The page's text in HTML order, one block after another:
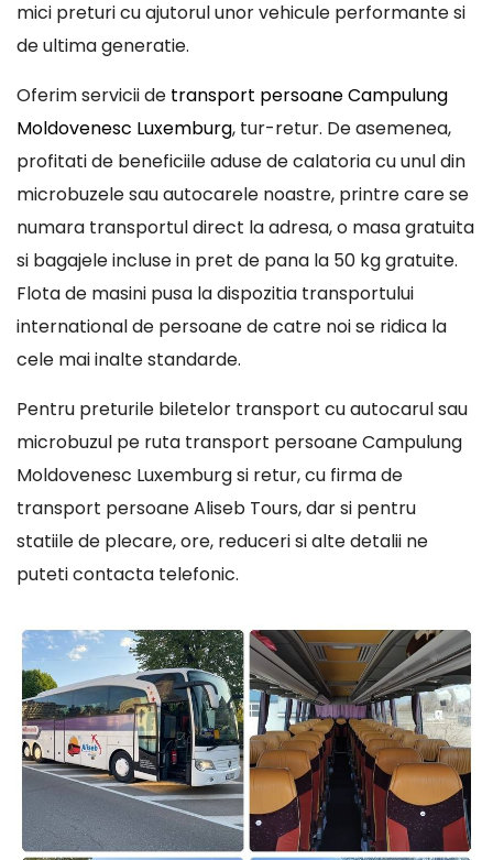
mici preturi cu ajutorul unor vehicule performante si
de ultima generatie.
Oferim servicii de transport persoane Campulung
Moldovenesc Luxemburg, tur-retur. De asemenea,
profitati de beneficiile aduse de calatoria cu unul din
microbuzele sau autocarele noastre, printre care se
numara transportul direct la adresa, o masa gratuita
si bagajele incluse in pret de pana la 50 kg gratuite.
Flota de masini pusa la dispozitia transportului
international de persoane de catre noi se ridica la
cele mai inalte standarde.
Pentru preturile biletelor transport cu autocarul sau
microbuzul pe ruta transport persoane Campulung
Moldovenesc Luxemburg si retur, cu firma de
transport persoane Aliseb Tours, dar si pentru
statiile de plecare, ore, reduceri si alte detalii ne
puteti contacta telefonic.